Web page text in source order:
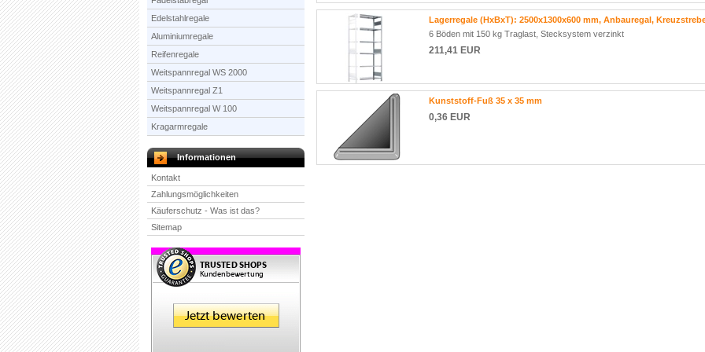
Edelstahlregale
Aluminiumregale
Reifenregale
Weitspannregal WS 2000
Weitspannregal Z1
Weitspannregal W 100
Kragarmregale
Informationen
Kontakt
Zahlungsmöglichkeiten
Käuferschutz - Was ist das?
Sitemap
Lagerregale (HxBxT): 2500x1300x600 mm, Anbauregal,
6 Böden mit 150 kg Traglast, Stecksystem verzinkt
211,41 EUR
Kunststoff-Fuß 35 x 35 mm
0,36 EUR